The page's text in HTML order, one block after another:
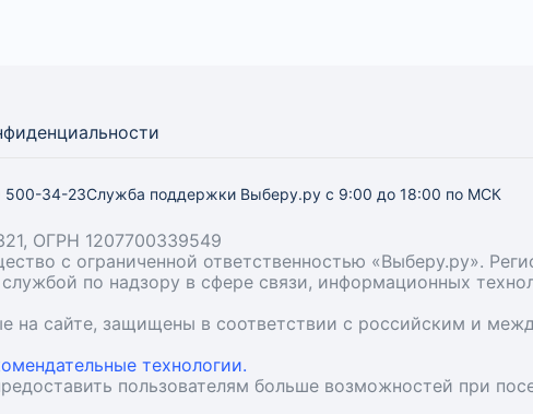
500-34-23Служба поддержки Выберу.ру с 9:00 до 18:00 по МСК
ОГРН 1207700339549
с ограниченной ответственностью «Выберу.ру».
по надзору в сфере связи, информационных
на сайте, защищены в соответствии с российским и
технологии.
пользователям больше возможностей при